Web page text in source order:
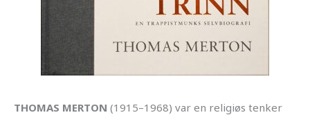
THOMAS MERTON (1915–1968) var en religiøs tenker